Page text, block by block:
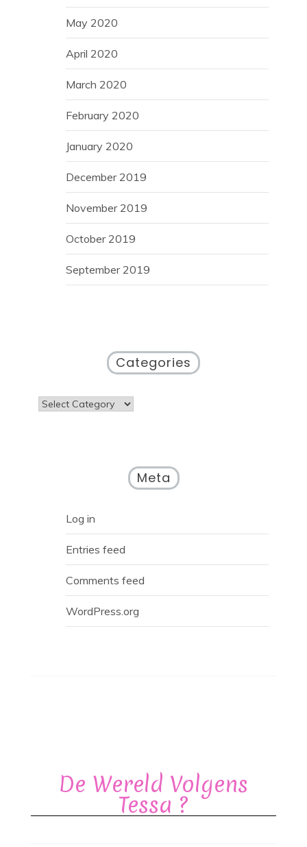
May 2020
April 2020
March 2020
February 2020
January 2020
December 2019
November 2019
October 2019
September 2019
Categories
Categories
Meta
Log in
Entries feed
Comments feed
WordPress.org
De Wereld Volgens
Tessa ?